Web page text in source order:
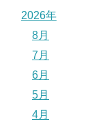
2026年
8月
7月
6月
5月
4月